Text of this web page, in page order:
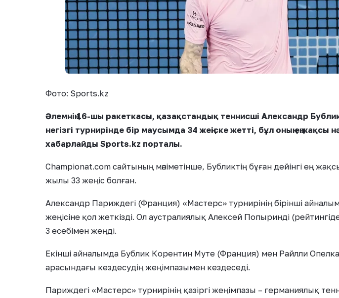
Фото: Sports.kz
Әлемнің 16-шы ракеткасы, қазақстандық теннисші Александр
негізгі турнирінде бір маусымда 34 жеңіске жетті, бұл оның ең жақсы
хабарлайды Sports.kz порталы.
Championat.com сайтының мәліметінше, Бубликтің бұған дейінгі ең
жылы 33 жеңіс болған.
Александр Париждегі (Франция) «Мастерс» турнирінің бірінші
жеңісіне қол жеткізді. Ол аустралиялық Алексей Попыринді
3 есебімен жеңді.
Екінші айналымда Бублик Корентин Муте (Франция) мен Райлли
арасындағы кездесудің жеңімпазымен кездеседі.
Париждегі «Мастерс» турнирінің қазіргі жеңімпазы – германиялық